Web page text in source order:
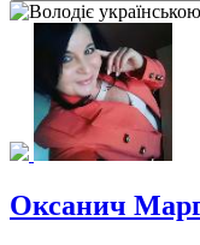
Оксанич